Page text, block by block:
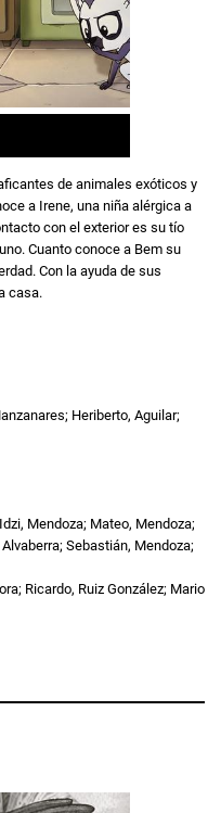
de animales exóticos y
a Irene, una niña alérgica a
con el exterior es su tío
Cuanto conoce a Bem su
Con la ayuda de sus
casa.
Heriberto, Aguilar;
Mendoza; Mateo, Mendoza;
Sebastián, Mendoza;
Ricardo, Ruiz González; Mario